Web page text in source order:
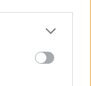
or more Google
may click to
party tags to
in below Google
anche dal